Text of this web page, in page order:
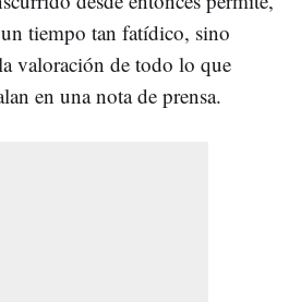
tiempo tan fatídico, sino
valoración de todo lo que
en una nota de prensa.